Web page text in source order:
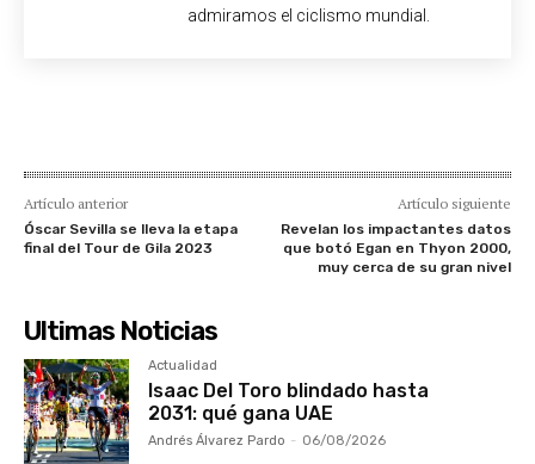
admiramos el ciclismo mundial.
Artículo anterior
Óscar Sevilla se lleva la etapa
final del Tour de Gila 2023
Artículo siguiente
Revelan los impactantes datos
que botó Egan en Thyon 2000,
muy cerca de su gran nivel
Ultimas Noticias
Actualidad
Isaac Del Toro blindado hasta
2031: qué gana UAE
Andrés Álvarez Pardo - 06/08/2026